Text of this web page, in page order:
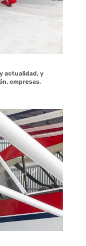
actualidad, y
empresas,